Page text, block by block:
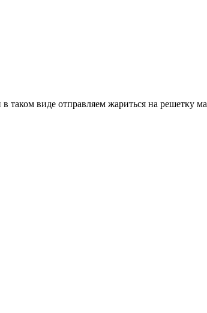
виде отправляем жариться на решетку